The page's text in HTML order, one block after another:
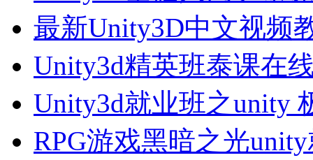
最新Unity3D中文视频
Unity3d精英班泰课在
Unity3d就业班之unity
RPG游戏黑暗之光